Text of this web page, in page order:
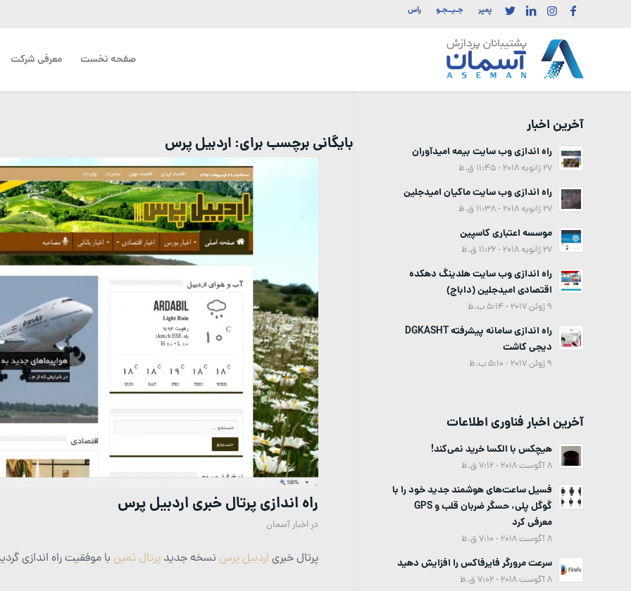
پمپر جـیــجـو راس
صفحه نخست معرفی شرکت
بایگانی برچسب برای:اردبیل پرس
راه اندازی پرتال خبری اردبیل پرس
در اخبار آسمان
پرتال خبری اردبیل پرس نسخه جدید پرتال ثمین با موفقیت راه اندازی
آخرین اخبار
راه اندازی وب سایت بیمه امیدآوران
27 ژانویه 2018 - 11:45 ق.ظ
راه اندازی وب سایت ماکیان امیدجلین
27 ژانویه 2018 - 11:38 ق.ظ
موسسه اعتباری کاسپین
27 ژانویه 2018 - 11:26 ق.ظ
راه اندازی وب سایت هلدینگ دهکده
اقتصادی امیدجلین (داباج)
9 ژوئن 2017 - 5:14 ب.ظ
راه اندازی سامانه پیشرفته DGKASHT
دیجی کاشت
9 ژوئن 2017 - 5:10 ب.ظ
آخرین اخبار فناوری اطلاعات
هیچکس با الکسا خرید نمی‌کند!
8 آگوست 2018 - 7:16 ق.ظ
فسیل ساعت‌های هوشمند جدید خود را با
گوگل پلی، حسگر ضربان قلب و GPS
معرفی کرد
8 آگوست 2018 - 7:10 ق.ظ
سرعت مرورگر فایرفاکس را افزایش دهید
8 آگوست 2018 - 7:02 ق.ظ